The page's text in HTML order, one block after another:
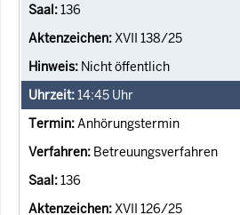
136
XVII 138/25
Nicht öffentlich
14:45 Uhr
Anhörungstermin
Betreuungsverfahren
136
XVII 126/25